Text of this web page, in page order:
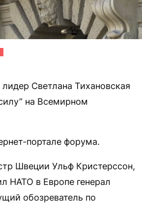
Светлана Тихановская
на Всемирном
портале форума.
Швеции Ульф Кристерссон,
НАТО в Европе генерал
обозреватель по